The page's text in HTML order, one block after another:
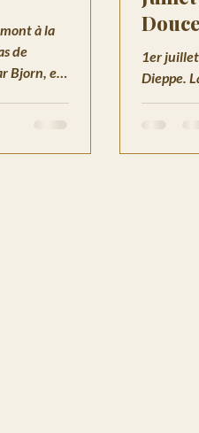
à la
de
Bjorn, et
1er
Dieppe.
mode
Écrits